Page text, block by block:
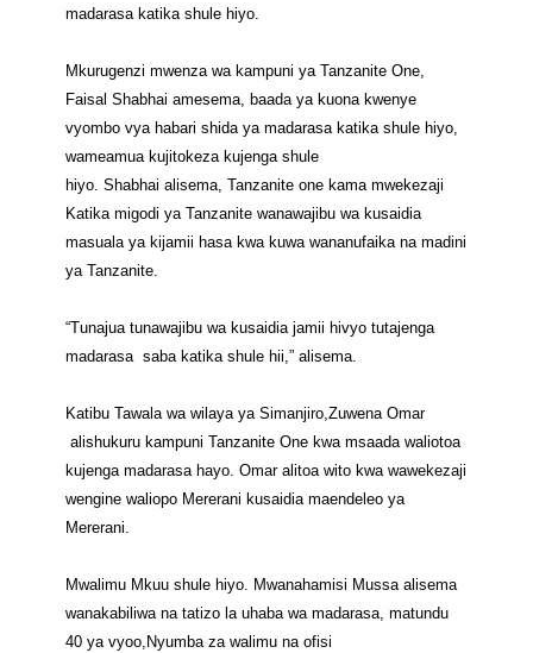
madarasa katika shule hiyo.
Mkurugenzi mwenza wa kampuni ya Tanzanite One,
Faisal Shabhai amesema, baada ya kuona kwenye
vyombo vya habari shida ya madarasa katika shule hiyo,
wameamua kujitokeza kujenga shule
hiyo. Shabhai alisema, Tanzanite one kama mwekezaji
Katika migodi ya Tanzanite wanawajibu wa kusaidia
masuala ya kijamii hasa kwa kuwa wananufaika na madini
ya Tanzanite.
“Tunajua tunawajibu wa kusaidia jamii hivyo tutajenga
madarasa saba katika shule hii,” alisema.
Katibu Tawala wa wilaya ya Simanjiro,Zuwena Omar
alishukuru kampuni Tanzanite One kwa msaada waliotoa
kujenga madarasa hayo. Omar alitoa wito kwa wawekezaji
wengine waliopo Mererani kusaidia maendeleo ya
Mererani.
Mwalimu Mkuu shule hiyo. Mwanahamisi Mussa alisema
wanakabiliwa na tatizo la uhaba wa madarasa, matundu
40 ya vyoo,Nyumba za walimu na ofisi